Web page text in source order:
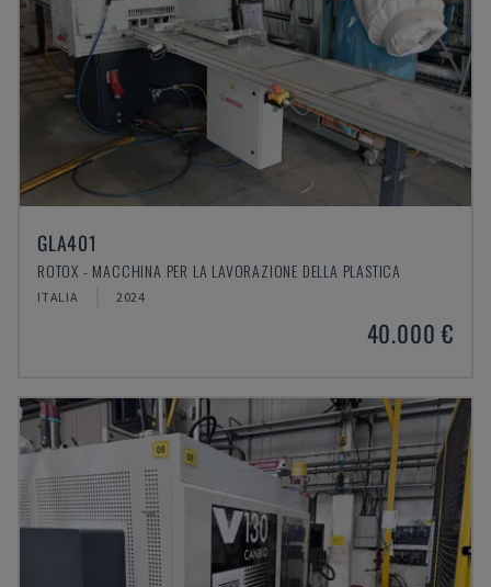
GLA401
ROTOX - MACCHINA PER LA LAVORAZIONE DELLA PLASTICA
ITALIA 2024
40.000 €